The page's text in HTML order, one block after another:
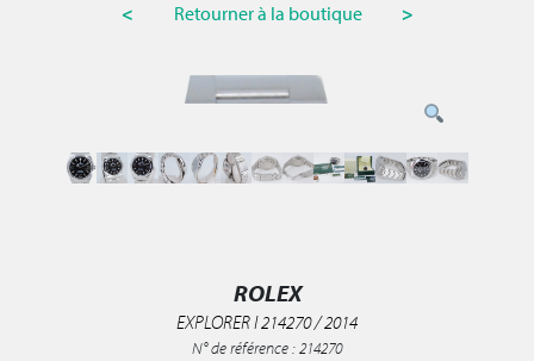
< Retourner à la boutique >
ROLEX
EXPLORER I 214270 / 2014
N° de référence : 214270